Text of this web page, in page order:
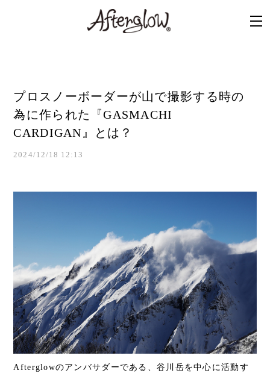
プロスノーボーダーが山で撮影する時の
為に作られた『GASMACHI
CARDIGAN』とは？
2024/12/18 12:13
Afterglowのアンバサダーである、谷川岳を中心に活動す